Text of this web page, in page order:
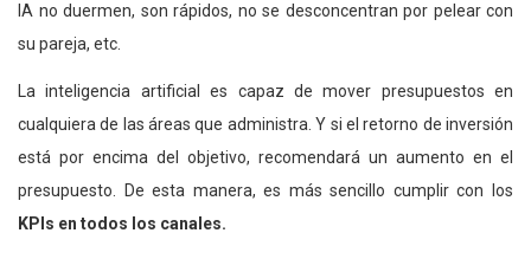
IA no duermen, son rápidos, no se desconcentran por pelear con
su pareja, etc.
La inteligencia artificial es capaz de mover presupuestos en
cualquiera de las áreas que administra. Y si el retorno de inversión
está por encima del objetivo, recomendará un aumento en el
presupuesto. De esta manera, es más sencillo cumplir con los
KPIs en todos los canales.